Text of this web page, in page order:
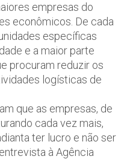
empresas do
econômicos. De cada
específicas
e a maior parte
procuram reduzir os
logísticas de
que as empresas, de
cada vez mais,
ter lucro e não ser
à Agência